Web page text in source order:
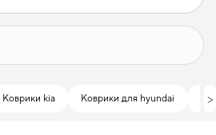
Коврики kia Коврики для hyundai >